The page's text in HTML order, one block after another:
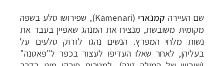
שם העיירה קמנארי (
Kamenari), שפירושו סלע בשפה
מקומית משובשת, מנציח את המנהג שאפיין בעבר את
נשות מלחי המפרץ. הנשים נהגו לזרוק סלעים על
בעליהן, לאחר שאלו העדיפו לעצור בכפר ל"פאטנה"